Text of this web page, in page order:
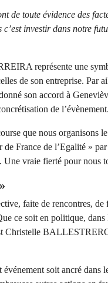
de toute évidence des
c’est investir dans notre
représente une
de son entreprise. Par
son accord à
de l’évènement.
que nous organisons
France de l’Egalité »
Une vraie fierté pour nous
faite de rencontres,
ce soit en politique, dans
Christelle
soit ancré dans